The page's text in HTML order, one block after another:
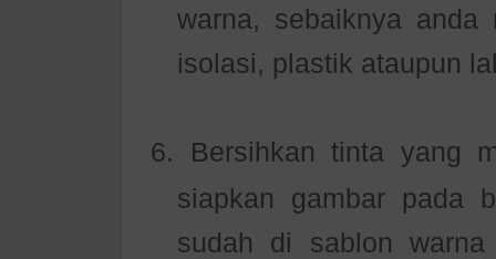
warna, sebaiknya anda
isolasi, plastik ataupun
6. Bersihkan tinta yang
siapkan gambar pada
sudah di sablon warna